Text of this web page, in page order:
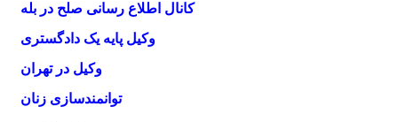
کانال اطلاع رسانی صلح در بله
وکیل پایه یک دادگستری
وکیل در تهران
توانمندسازی زنان